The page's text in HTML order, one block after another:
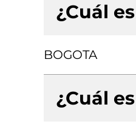
¿Cuál
BOGOTA
¿Cuál